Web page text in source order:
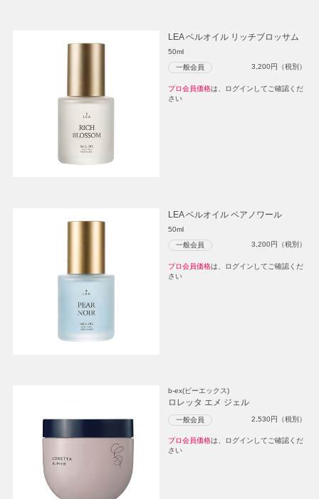
LEA ベルオイル リッチブロッサム
50ml
一般会員 3,200円（税別）
プロ会員価格は、ログインしてご確認くだ
さい
LEA ベルオイル ペアノワール
50ml
一般会員 3,200円（税別）
プロ会員価格は、ログインしてご確認くだ
さい
b-ex(ビーエックス)
ロレッタ エメ ジェル
一般会員 2,530円（税別）
プロ会員価格は、ログインしてご確認くだ
さい